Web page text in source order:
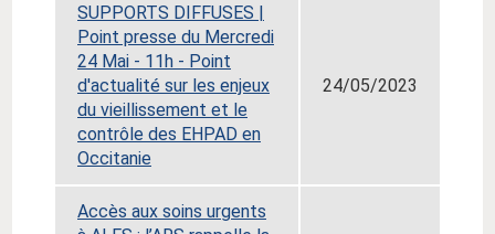
SUPPORTS DIFFUSES |
Point presse du Mercredi
24 Mai - 11h - Point
d'actualité sur les enjeux
du vieillissement et le
contrôle des EHPAD en
Occitanie
24/05/2023
Accès aux soins urgents